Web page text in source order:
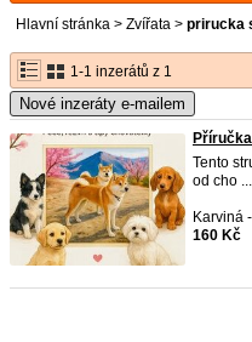
Hlavní stránka > Zvířata > prirucka
1-1 inzerátů z 1
Nové inzeráty e-mailem
Tento
od cho ...
Karviná
160 Kč